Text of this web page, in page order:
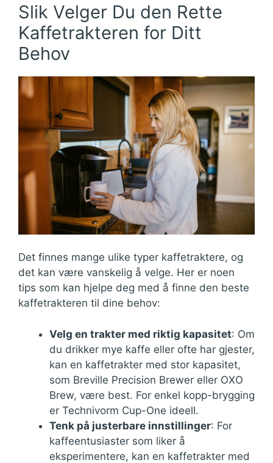
Slik Velger Du den Rette
Kaffetrakteren for Ditt
Behov
Det finnes mange ulike typer kaffetraktere, og
det kan være vanskelig å velge. Her er noen
tips som kan hjelpe deg med å finne den beste
kaffetrakteren til dine behov:
Velg en trakter med riktig kapasitet: Om
du drikker mye kaffe eller ofte har gjester,
kan en kaffetrakter med stor kapasitet,
som Breville Precision Brewer eller OXO
Brew, være best. For enkel kopp-brygging
er Technivorm Cup-One ideell.
Tenk på justerbare innstillinger: For
kaffeentusiaster som liker å
eksperimentere, kan en kaffetrakter med